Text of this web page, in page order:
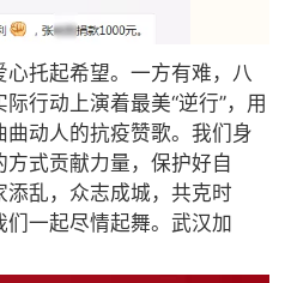
托起希望。一方有难，八
行动上演着最美“逆行”，用
动人的抗疫赞歌。我们身
式贡献力量，保护好自
乱，众志成城，共克时
一起尽情起舞。武汉加